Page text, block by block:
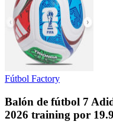
Fútbol Factory
Balón de fútbol 7
2026 training por